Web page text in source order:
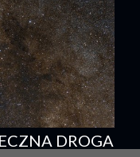
DROGA